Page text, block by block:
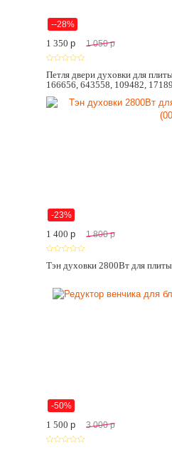
--28%
1 350 p 1 050 p
Петля двери духовки для
166656, 643558, 109482,
-23%
1 400 p 1 800 p
Тэн духовки 2800Вт для
-50%
1 500 p 3 000 p